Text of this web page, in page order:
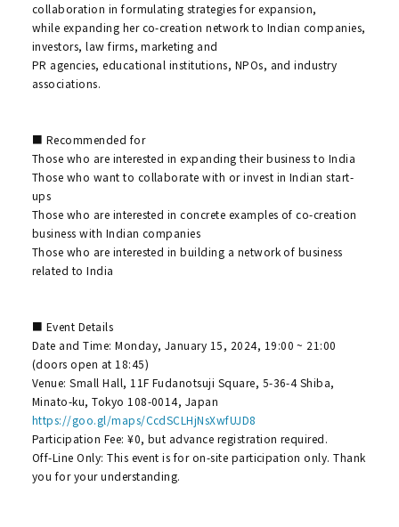
collaboration in formulating strategies for expansion,
while expanding her co-creation network to Indian companies,
investors, law firms, marketing and
PR agencies, educational institutions, NPOs, and industry
associations.
■ Recommended for
Those who are interested in expanding their business to India
Those who want to collaborate with or invest in Indian start-
ups
Those who are interested in concrete examples of co-creation
business with Indian companies
Those who are interested in building a network of business
related to India
■ Event Details
Date and Time: Monday, January 15, 2024, 19:00 ~ 21:00
(doors open at 18:45)
Venue: Small Hall, 11F Fudanotsuji Square, 5-36-4 Shiba,
Minato-ku, Tokyo 108-0014, Japan
https://goo.gl/maps/CcdSCLHjNsXwfUJD8
Participation Fee: ¥0, but advance registration required.
Off-Line Only: This event is for on-site participation only. Thank
you for your understanding.